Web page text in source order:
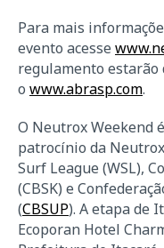
Para mais
evento acesse
regulamento estarão
o www.abrasp.com.
O Neutrox Weekend
patrocínio da
Surf League (WSL),
(CBSK) e
(CBSUP). A etapa de
Ecoporan Hotel